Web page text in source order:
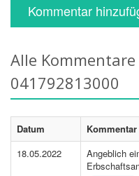
Kommentar
Alle
041792813000
Datum
Kommentar
18.05.2022
Angeblich